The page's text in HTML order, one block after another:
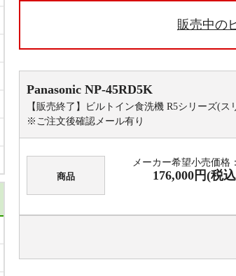
販売中の
Panasonic NP-45RD5K
【販売終了】ビルトイン食洗機 R5シリーズ(
※ご注文後確認メール有り
商品
メーカー希望小売価格：
176,000円(税